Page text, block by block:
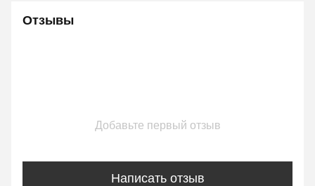
Отзывы
Добавьте первый отзыв
Написать отзыв